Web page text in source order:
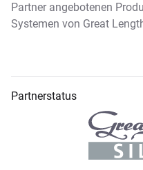
Partner angebotenen
Systemen von Great
Partnerstatus